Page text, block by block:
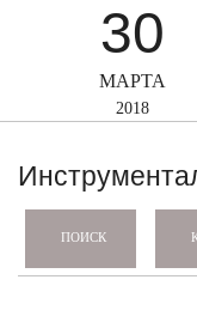
30
МАРТА
2018
ПОИСК